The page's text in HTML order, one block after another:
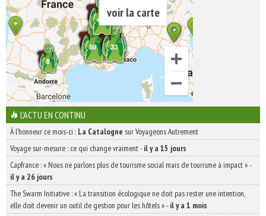
voir la carte
L'ACTU EN CONTINU
À l'honneur ce mois-ci : La Catalogne sur Voyageons Autrement
Voyage sur-mesure : ce qui change vraiment-il y a 15 jours
Capfrance : « Nous ne parlons plus de tourisme social mais de tourisme à impact »-
il y a 26 jours
The Swarm Initiative : « La transition écologique ne doit pas rester une intention,
elle doit devenir un outil de gestion pour les hôtels »-il y a 1 mois